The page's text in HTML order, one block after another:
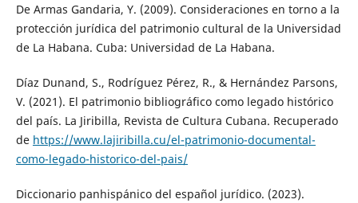
De Armas Gandaria, Y. (2009). Consideraciones en torno a la
protección jurídica del patrimonio cultural de la Universidad
de La Habana. Cuba: Universidad de La Habana.
Díaz Dunand, S., Rodríguez Pérez, R., & Hernández Parsons,
V. (2021). El patrimonio bibliográfico como legado histórico
del país. La Jiribilla, Revista de Cultura Cubana. Recuperado
de https://www.lajiribilla.cu/el-patrimonio-documental-
como-legado-historico-del-pais/
Diccionario panhispánico del español jurídico. (2023).